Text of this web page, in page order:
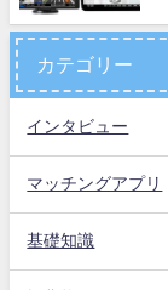
カテゴリー
インタビュー
マッチングアプリ
基礎知識